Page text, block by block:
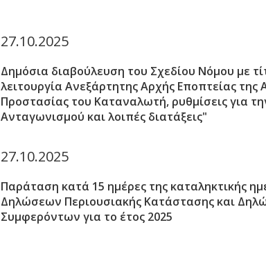
27.10.2025
Δημόσια διαβούλευση του Σχεδίου Νόμου με
λειτουργία Ανεξάρτητης Αρχής Εποπτείας της
Προστασίας του Καταναλωτή, ρυθμίσεις για
Ανταγωνισμού και λοιπές διατάξεις"
27.10.2025
Παράταση κατά 15 ημέρες της καταληκτικής
Δηλώσεων Περιουσιακής Κατάστασης και
Συμφερόντων για το έτος 2025